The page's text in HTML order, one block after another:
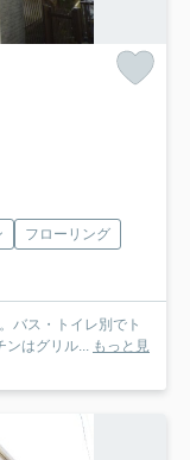
フローリング
バス・トイレ別でト
ンはグリル... もっと見